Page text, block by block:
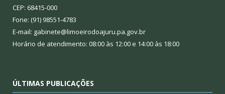
CEP: 68415-000
Fone: (91) 98551-4783
E-mail: gabinete@limoeirodoajuru.pa.gov.br
Horário de atendimento: 08:00 às 12:00 e 14:00 às 18:00
ÚLTIMAS PUBLICAÇÕES